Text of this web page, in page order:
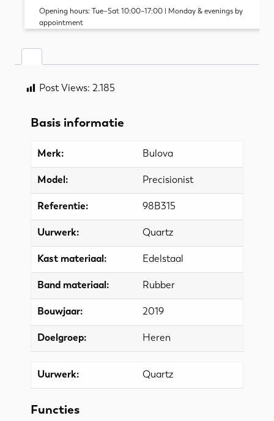
Opening hours: Tue–Sat 10:00–17:00 | Monday & evenings by
appointment
Post Views: 2.185
Basis informatie
Merk: Bulova
Model: Precisionist
Referentie: 98B315
Uurwerk: Quartz
Kast materiaal: Edelstaal
Band materiaal: Rubber
Bouwjaar: 2019
Doelgroep: Heren
Uurwerk: Quartz
Functies